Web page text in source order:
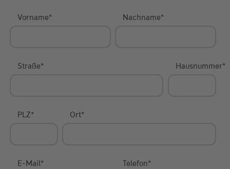
Vorname* Nachname*
Straße* Hausnummer*
PLZ* Ort*
E-Mail* Telefon*